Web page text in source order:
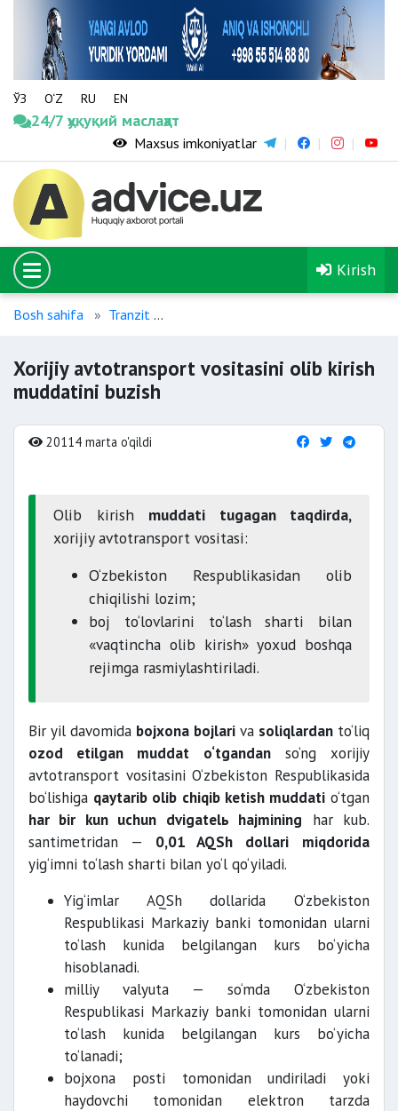
ЎЗ O‘Z RU EN
24/7 ҳуқуқий маслаҳат
Maxsus imkoniyatlar
Kirish
Bosh sahifa Tranzit
Xorijiy avtotransport vositasini olib kirish
muddatini buzish
20114 marta o'qildi
Olib kirish muddati tugagan taqdirda,
xorijiy avtotransport vositasi:
O‘zbekiston Respublikasidan olib
chiqilishi lozim;
boj to‘lovlarini to‘lash sharti bilan
«vaqtincha olib kirish» yoxud boshqa
rejimga rasmiylashtiriladi.
Bir yil davomida bojxona bojlariva soliqlardanto‘liq
ozod etilgan muddat o‘tgandanso‘ng xorijiy
avtotransport vositasini O‘zbekiston Respublikasida
bo‘lishiga qaytarib olib chiqib ketish muddatio‘tgan
har bir kun uchun dvigatelь hajmining har kub.
santimetridan — 0,01 AQSh dollari
miqdorida
yig‘imni to‘lash sharti bilan yo‘l qo‘yiladi.
Yig‘imlar AQSh dollarida O‘zbekiston
Respublikasi Markaziy banki tomonidan ularni
to‘lash kunida belgilangan kurs bo‘yicha
hisoblanadi.
milliy valyuta — so‘mda O‘zbekiston
Respublikasi Markaziy banki tomonidan ularni
to‘lash kunida belgilangan kurs bo‘yicha
to‘lanadi;
bojxona posti tomonidan undiriladi yoki
haydovchi tomonidan elektron tarzda